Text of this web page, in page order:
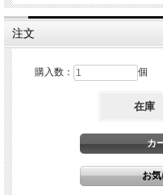
注文
購入数： 個
在庫